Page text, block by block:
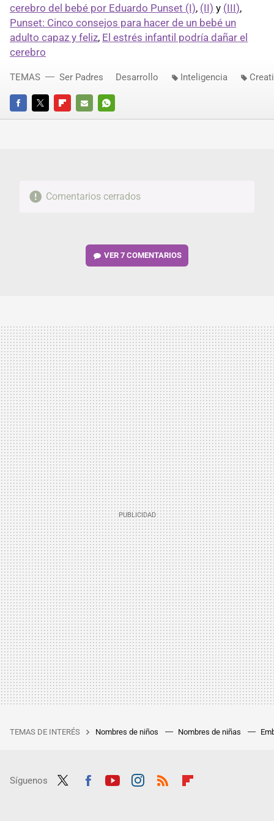
cerebro del bebé por Eduardo Punset (I), (II) y (III),
Punset: Cinco consejos para hacer de un bebé un
adulto capaz y feliz, El estrés infantil podría dañar el
cerebro
FACEBOOKTWITTERFLIPBOARD
E-
WHATSAPP
TEMAS Ser Padres Desarrollo Inteligencia
Comentarios cerrados
VER7 COMENTARIOS
TEMAS DE INTERÉS Nombres de niños Nombres de niñas
Síguenos